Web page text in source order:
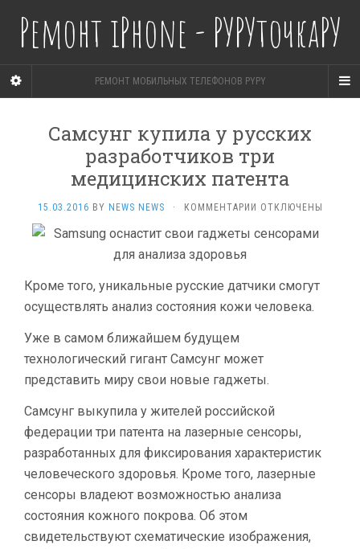
Ремонт iPhone - РУРУточкаРУ
РЕМОНТ МОБИЛЬНЫХ ТЕЛЕФОНОВ PYPY
Самсунг купила у русских
разработчиков три
медицинских патента
15.03.2016 BY NEWS NEWS · КОММЕНТАРИИ К
САМСУНГ
РУССКИХ
ТРИ
ОТКЛЮЧЕНЫ
Кроме того, уникальные русские датчики смогут
осуществлять анализ состояния кожи человека.
Уже в самом ближайшем будущем
технологический гигант Самсунг может
представить миру свои новые гаджеты.
Самсунг выкупила у жителей российской
федерации три патента на лазерные сенсоры,
разработанных для фиксирования характеристик
человеческого здоровья. Кроме того, лазерные
сенсоры владеют возможностью анализа
состояния кожного покрова. Об этом
свидетельствуют схематические изображения,